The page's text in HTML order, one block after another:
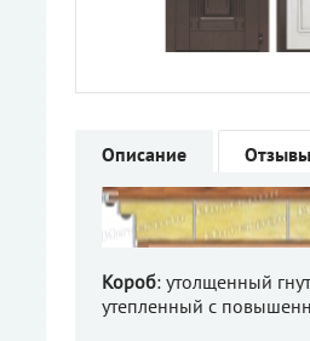
Описание Отзывы
Короб: утолщенный
утепленный с